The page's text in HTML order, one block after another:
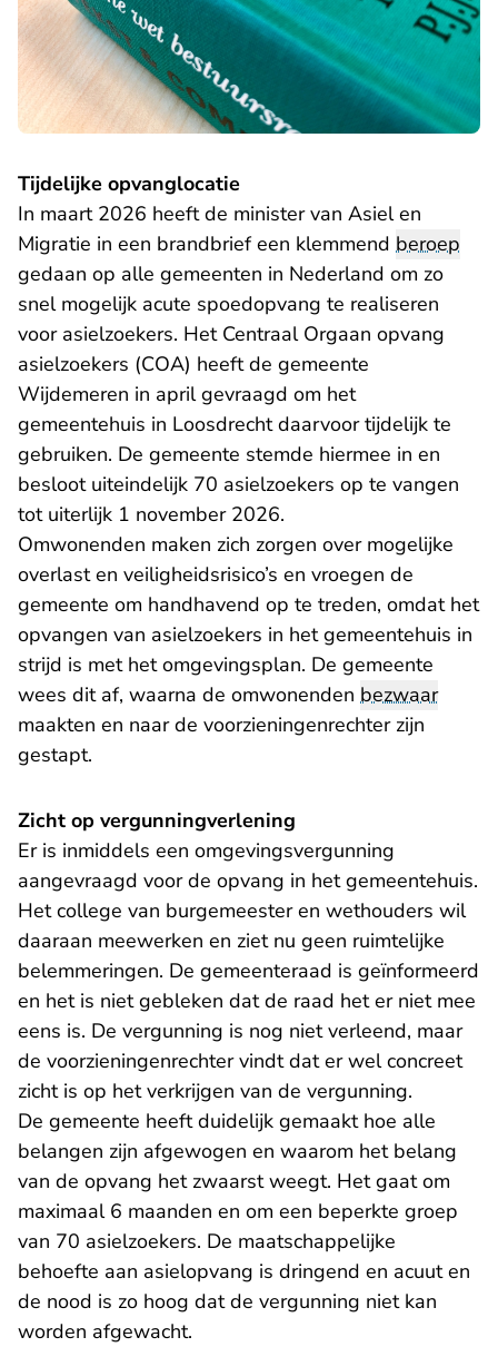
Tijdelijke opvanglocatie
In maart 2026 heeft de minister van Asiel en
Migratie in een brandbrief een klemmend beroep
gedaan op alle gemeenten in Nederland om zo
snel mogelijk acute spoedopvang te realiseren
voor asielzoekers. Het Centraal Orgaan opvang
asielzoekers (COA) heeft de gemeente
Wijdemeren in april gevraagd om het
gemeentehuis in Loosdrecht daarvoor tijdelijk te
gebruiken. De gemeente stemde hiermee in en
besloot uiteindelijk 70 asielzoekers op te vangen
tot uiterlijk 1 november 2026.
Omwonenden maken zich zorgen over mogelijke
overlast en veiligheidsrisico’s en vroegen de
gemeente om handhavend op te treden, omdat het
opvangen van asielzoekers in het gemeentehuis in
strijd is met het omgevingsplan. De gemeente
wees dit af, waarna de omwonenden bezwaar
maakten en naar de voorzieningenrechter zijn
gestapt.
Zicht op vergunningverlening
Er is inmiddels een omgevingsvergunning
aangevraagd voor de opvang in het gemeentehuis.
Het college van burgemeester en wethouders wil
daaraan meewerken en ziet nu geen ruimtelijke
belemmeringen. De gemeenteraad is geïnformeerd
en het is niet gebleken dat de raad het er niet mee
eens is. De vergunning is nog niet verleend, maar
de voorzieningenrechter vindt dat er wel concreet
zicht is op het verkrijgen van de vergunning.
De gemeente heeft duidelijk gemaakt hoe alle
belangen zijn afgewogen en waarom het belang
van de opvang het zwaarst weegt. Het gaat om
maximaal 6 maanden en om een beperkte groep
van 70 asielzoekers. De maatschappelijke
behoefte aan asielopvang is dringend en acuut en
de nood is zo hoog dat de vergunning niet kan
worden afgewacht.